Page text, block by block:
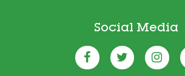
Social Media